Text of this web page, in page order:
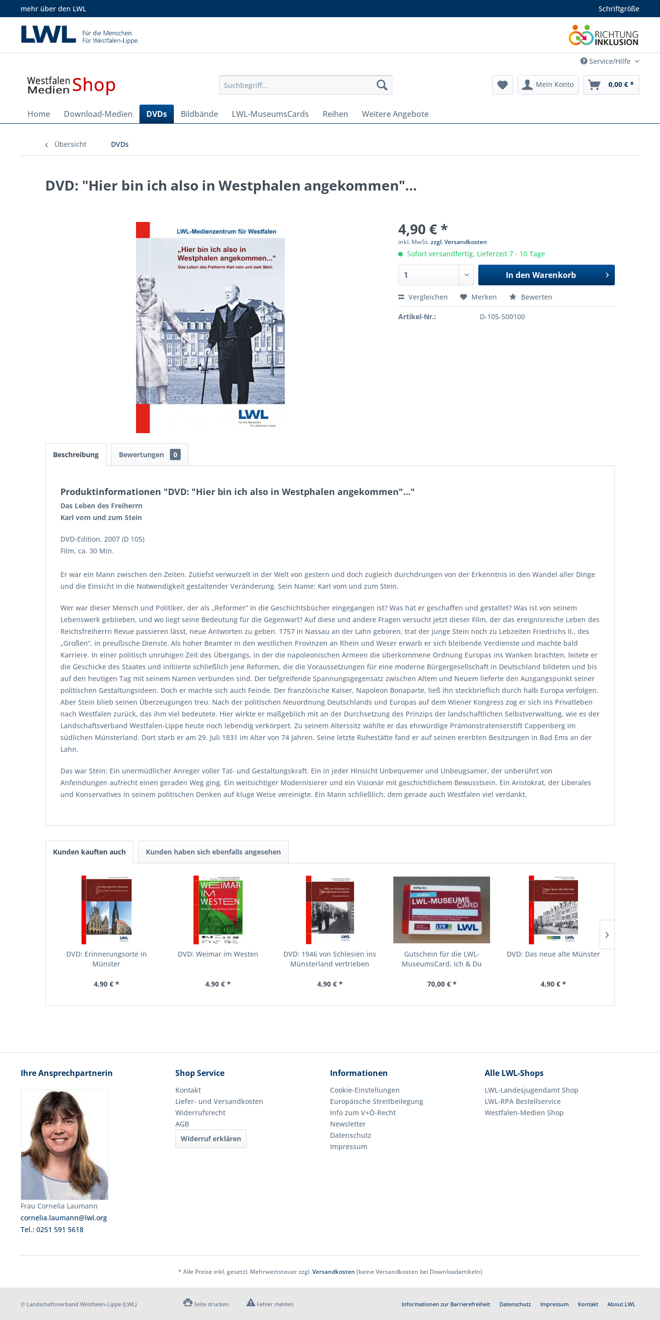
mehr über den LWL Schriftgröße
Service/Hilfe
Mein Konto 0,00 € *
Home Download-Medien DVDs Bildbände LWL-MuseumsCards Reihen Weitere Angebote
Übersicht DVDs
DVD: "Hier bin ich also in Westphalen angekommen"...
4,90 € *
inkl. MwSt.zzgl. Versandkosten
Sofort versandfertig, Lieferzeit 7 - 10 Tage
In den Warenkorb
Vergleichen Merken Bewerten
Artikel-Nr.: D-105-500100
Beschreibung Bewertungen 0
Produktinformationen "DVD: "Hier bin ich also in Westphalen angekommen"..."
Das Leben des Freiherrn
Karl vom und zum Stein
DVD-Edition, 2007 (D 105)
Film, ca. 30 Min.
Er war ein Mann zwischen den Zeiten. Zutiefst verwurzelt in der Welt von gestern und doch zugleich durchdrungen von der Erkenntnis in den Wandel aller Dinge
und die Einsicht in die Notwendigkeit gestaltender Veränderung. Sein Name: Karl vom und zum Stein.
Wer war dieser Mensch und Politiker, der als „Reformer“ in die Geschichtsbücher eingegangen ist? Was hat er geschaffen und gestaltet? Was ist von seinem
Lebenswerk geblieben, und wo liegt seine Bedeutung für die Gegenwart? Auf diese und andere Fragen versucht jetzt dieser Film, der das ereignisreiche Leben des
Reichsfreiherrn Revue passieren lässt, neue Antworten zu geben. 1757 in Nassau an der Lahn geboren, trat der junge Stein noch zu Lebzeiten Friedrichs II., des
„Großen“, in preußische Dienste. Als hoher Beamter in den westlichen Provinzen an Rhein und Weser erwarb er sich bleibende Verdienste und machte bald
Karriere. In einer politisch unruhigen Zeit des Übergangs, in der die napoleonischen Armeen die überkommene Ordnung Europas ins Wanken brachten, leitete er
die Geschicke des Staates und initiierte schließlich jene Reformen, die die Voraussetzungen für eine moderne Bürgergesellschaft in Deutschland bildeten und bis
auf den heutigen Tag mit seinem Namen verbunden sind. Der tiefgreifende Spannungsgegensatz zwischen Altem und Neuem lieferte den Ausgangspunkt seiner
politischen Gestaltungsideen. Doch er machte sich auch Feinde. Der französische Kaiser, Napoleon Bonaparte, ließ ihn steckbrieflich durch halb Europa verfolgen.
Aber Stein blieb seinen Überzeugungen treu. Nach der politischen Neuordnung Deutschlands und Europas auf dem Wiener Kongress zog er sich ins Privatleben
nach Westfalen zurück, das ihm viel bedeutete. Hier wirkte er maßgeblich mit an der Durchsetzung des Prinzips der landschaftlichen Selbstverwaltung, wie es der
Landschaftsverband Westfalen-Lippe heute noch lebendig verkörpert. Zu seinem Alterssitz wählte er das ehrwürdige Prämonstratenserstift Cappenberg im
südlichen Münsterland. Dort starb er am 29. Juli 1831 im Alter von 74 Jahren. Seine letzte Ruhestätte fand er auf seinen ererbten Besitzungen in Bad Ems an der
Lahn.
Das war Stein: Ein unermüdlicher Anreger voller Tat- und Gestaltungskraft. Ein in jeder Hinsicht Unbequemer und Unbeugsamer, der unberührt von
Anfeindungen aufrecht einen geraden Weg ging. Ein weitsichtiger Modernisierer und ein Visionär mit geschichtlichem Bewusstsein. Ein Aristokrat, der Liberales
und Konservatives in seinem politischen Denken auf kluge Weise vereinigte. Ein Mann schließlich, dem gerade auch Westfalen viel verdankt.
Kunden kauften auch Kunden haben sich ebenfalls angesehen
DVD: Erinnerungsorte in
Münster
4,90 € *
DVD: Weimar im Westen
4,90 € *
DVD: 1946 von Schlesien ins
Münsterland vertrieben
4,90 € *
Gutschein für die LWL-
MuseumsCard, Ich & Du
70,00 € *
DVD: Das neue alte Münster
4,90 € *
Ihre Ansprechpartnerin
Frau Cornelia Laumann
cornelia.laumann@lwl.org
Tel.: 0251 591 5618
Shop Service
Kontakt
Liefer- und Versandkosten
Widerrufsrecht
AGB
Widerruf erklären
Informationen
Cookie-Einstellungen
Europäische Streitbeilegung
Info zum V+Ö-Recht
Newsletter
Datenschutz
Impressum
Alle LWL-Shops
LWL-Landesjugendamt Shop
LWL-RPA Bestellservice
Westfalen-Medien Shop
* Alle Preise inkl. gesetzl. Mehrwertsteuer zzgl.Versandkosten (keine Versandkosten bei Downloadartikeln)
© Landschaftsverband Westfalen-Lippe (LWL) Seite drucken Fehler melden Informationen zur Barrierefreiheit Datenschutz Impressum Kontakt About LWL